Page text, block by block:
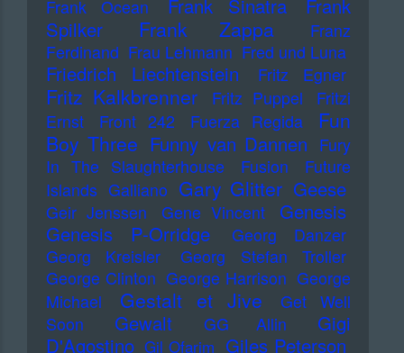
Frank Ocean
Frank Sinatra
Frank
Spilker
Frank Zappa
Franz
Ferdinand Frau Lehmann Fred und Luna
Friedrich Liechtenstein Fritz Egner
Fritz Kalkbrenner Fritz Puppel
Fritzi
Ernst
Front 242 Fuerza Regida
Fun
Boy Three Funny van Dannen Fury
In The Slaughterhouse
Fusion
Future
Islands Galliano Gary Glitter Geese
Geir Jenssen Gene Vincent
Genesis
Genesis P-Orridge
Georg Danzer
Georg Kreisler
Georg Stefan Troller
George Clinton George Harrison George
Michael
Gestalt et Jive
Get Well
Soon
Gewalt GG Allin
Gigi
D'Agostino Gil Ofarim Giles Peterson